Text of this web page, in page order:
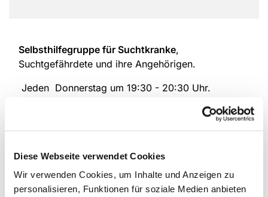
Diese Webseite verwendet Cookies
Wir verwenden Cookies, um Inhalte und Anzeigen zu
personalisieren, Funktionen für soziale Medien anbieten
Selbsthilfegruppe für Suchtkranke,
Suchtgefährdete und ihre Angehörigen.
Jeden Donnerstag um 19:30 - 20:30 Uhr.
Die Gruppe wird von einer Fachkraft betreut.